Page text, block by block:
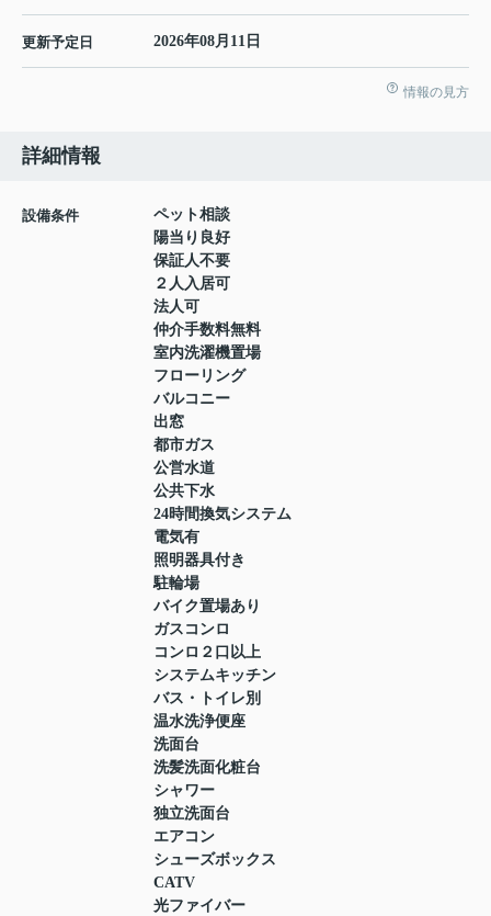
更新予定日 2026年08月11日
情報の見方
詳細情報
設備条件
ペット相談
陽当り良好
保証人不要
２人入居可
法人可
仲介手数料無料
室内洗濯機置場
フローリング
バルコニー
出窓
都市ガス
公営水道
公共下水
24時間換気システム
電気有
照明器具付き
駐輪場
バイク置場あり
ガスコンロ
コンロ２口以上
システムキッチン
バス・トイレ別
温水洗浄便座
洗面台
洗髪洗面化粧台
シャワー
独立洗面台
エアコン
シューズボックス
CATV
光ファイバー